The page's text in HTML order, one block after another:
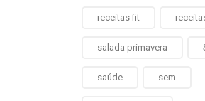
receitas fit
salada primavera
saúde sem